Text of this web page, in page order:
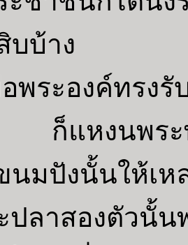
บบ้าง
พระองค์ทรง
ก็แหงนพระ
นมปังนั้นให้เห
ปลาสองตัวนั้